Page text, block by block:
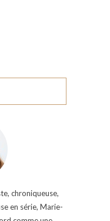
chroniqueuse,
en série, Marie-